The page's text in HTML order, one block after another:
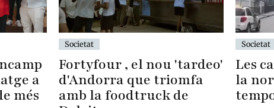
a
més
Societat
Fortyfour , el nou 'tardeo'
d'Andorra que triomfa
amb la foodtruck de
Societat
Les
la